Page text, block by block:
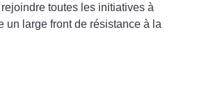
toutes les initiatives à
un large front de résistance à la